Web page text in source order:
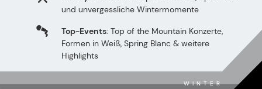
und unvergessliche Wintermomente
Top-Events: Top of the Mountain Konzerte,
Formen in Weiß, Spring Blanc & weitere
Highlights
WINTER